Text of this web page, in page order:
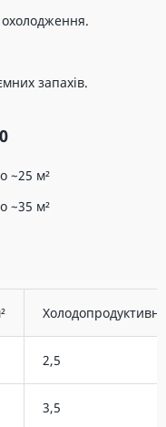
запахів.
~25 м²
~35 м²
2,5
3,5